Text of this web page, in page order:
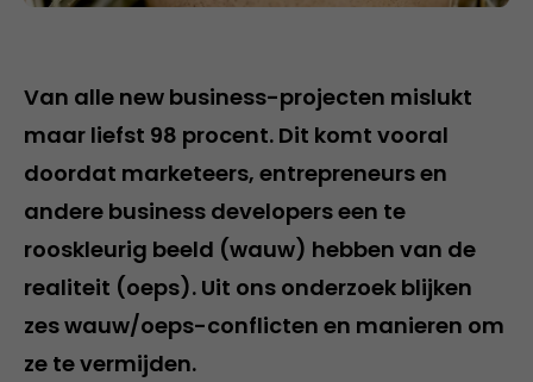
Van alle new business-projecten mislukt
maar liefst 98 procent. Dit komt vooral
doordat marketeers, entrepreneurs en
andere business developers een te
rooskleurig beeld (wauw) hebben van de
realiteit (oeps). Uit ons onderzoek blijken
zes wauw/oeps-conflicten en manieren om
ze te vermijden.